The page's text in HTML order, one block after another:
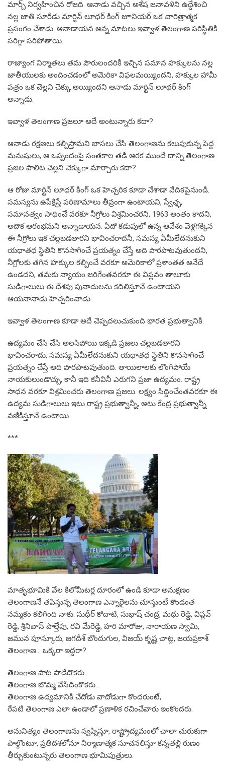
మార్చ్ నిర్వహించిన రోజది. ఆనాడు వచ్చిన అశేష జనావళిని ఉద్దేశించి
నల్ల జాతి సూరీడు మార్టిన్ లూధర్ కింగ్ జూనియర్ ఒక చారిత్రాత్మక
ప్రసంగం చేశాడు. ఆనాడాయన అన్న మాటలు ఇవ్వాళ తెలంగాణ పరిస్థితికి
సరిగ్గా సరిపోతాయి.
రాజ్యాంగ నిర్మాతలు తమ పౌరులందరికీ ఇచ్చిన సమాన హక్కులను నల్ల
జాతీయులకు అందించడంలో అమెరికా విఫలమయ్యిందని, హక్కుల హామీ
పత్రం ఒక చెల్లని చెక్కు అయ్యిందని ఆనాడు మార్టిన్ లూథర్ కింగ్
అన్నాడు.
ఇవ్వాళ తెలంగాణ ప్రజలూ అదే అంటున్నారు కదా?
ఆనాడు రక్షణలు కల్పిస్తామని బాసలు చేసి తెలంగాణను కలుపుకున్న పెద్ద
మనుషులు, ఆ ఒప్పందంపై సంతకాల తడి ఆరక ముందే దాన్ని తెలంగాణ
ప్రజల పాలిట చెల్లని చెక్కుగా మార్చారు కదా?
ఆ రోజు మార్టిన్ లూధర్ కింగ్ ఒక హెచ్చరిక కూడా చేశాడా వేదికపైనుండి.
సమస్యను ఉపేక్షిస్తే పరిణామాలు తీవ్రంగా ఉంటాయని, స్వేఛ్ఛ,
సమానత్వం సాధించే వరకూ నీగ్రోలు విశ్రమించరని, 1963 అంతం కాదని,
అదొక ఆరంభమని అన్నాడాయన. ఏదో కడుపులో ఉన్న ఆవేశం వెళ్లగక్కిన
ఈ నీగ్రోలు ఇక చల్లబడతారని భావించరాదనీ, సమస్య ఏమీలేదనుకుని
యధాతధ స్థితిని కొనసాగించే ప్రయత్నం చేస్తే అది పొరపాటవుతుందని,
నీగ్రోలకు తగిన హక్కుల కల్పించే వరకూ అమెరికాలో ప్రశాంతత అనేదే
ఉండదని, తమకు న్యాయం జరిగేంతవరకూ ఈ విప్లవం తాలూకు
సుడిగాలులు ఈ దేశపు పునాదులను కదిలిస్తూనే ఉంటాయని
ఆయనానాడు హెచ్చరించాడు.
ఇవ్వాళ తెలంగాణ కూడా అదే చెప్పదలుచుకుంది భారత ప్రభుత్వానికి.
ఉద్యమం చేసి చేసి అలసిపోయి ఇక్కడి ప్రజలు చల్లబడతారని
భావించరాదు, సమస్య ఏమీలేదనుకుని యధాతధ స్థితిని కొనసాగించే
ప్రయత్నం చేస్తే అది పొరపాటవుతుంది. తాయిలాలకు లొంగిపోయే
నాయకులుండొచ్చు, కానీ ఇది కనీవినీ ఎరుగని ప్రజా ఉద్యమం. రాష్ట్ర
సాధన వరకూ విశ్రమించరు తెలంగాణ ప్రజలు. లక్ష్యం సిద్దించేంతవరకూ ఈ
ఉద్యమ సుడిగాలులు ఇటు రాష్ట్ర ప్రభుత్వాన్నీ, అటు కేంద్ర ప్రభుత్వాన్నీ
వణికిస్తూనే ఉంటాయి.
***
మాతృభూమికి వేల కిలోమీటర్ల దూరంలో ఉండి కూడా అనుక్షణం
తెలంగాణనే తపిస్తున్న తెలంగాణ ఎన్నారైలను చూస్తుంటే కొండంత
నమ్మకం కలిగింది నాకు. సుధీర్ కోదాటి, సుభాష్ చంద్ర, మధు రెడ్డి, విప్లవ్
రెడ్డి, శ్రీనివాస్ పాల్తేపు, రవి మేరెడ్డి, హరి మారోజు, నారాయణ స్వామి,
జమున పూస్కూరు, జగదీశ్ బొందుగుల, విజయ్ కృష్ణ చాట్ల, జయప్రకాశ్
తెలంగాణ… ఒక్కరా ఇద్దరా?
తెలంగాణ పాట పాడేదొకరు…
తెలంగాణ బొమ్మ వేసేదింకొకరు…
తెలంగాణ ఉద్యమానికి చేదోడు వాదోడుగా కొందరుంటే,
రేపటి తెలంగాణ ఎలా ఉండాలో ప్రణాళిక రచించేవారు ఇంకొందరు.
అనునిత్యం తెలంగాణను స్వప్నిస్తూ, రాష్ట్రోద్యమంలో చాలా చురుకుగా
పాల్గొంటూ, ప్రతిదశలోనూ నిర్మాణాత్మక సూచనలిస్తూ కన్నతల్లి రుణం
తీర్చుకుంటున్నరు తెలంగాణ భూమిపుత్రులు.